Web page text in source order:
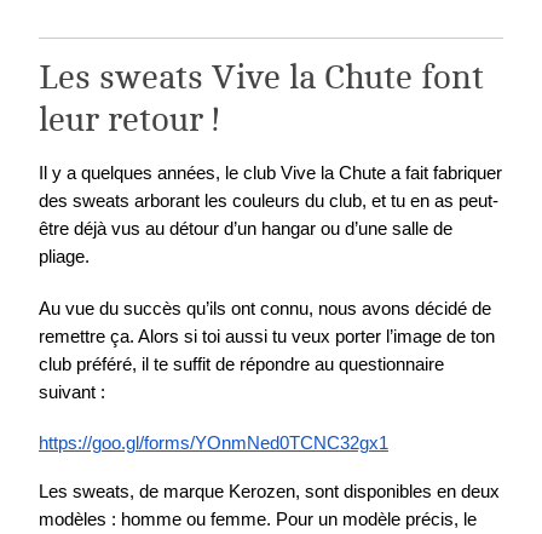
Les sweats Vive la Chute font
leur retour !
Il y a quelques années, le club Vive la Chute a fait fabriquer
des sweats arborant les couleurs du club, et tu en as peut-
être déjà vus au détour d’un hangar ou d’une salle de
pliage.
Au vue du succès qu’ils ont connu, nous avons décidé de
remettre ça. Alors si toi aussi tu veux porter l’image de ton
club préféré, il te suffit de répondre au questionnaire
suivant :
https://goo.gl/forms/YOnmNed0TCNC32gx1
Les sweats, de marque Kerozen, sont disponibles en deux
modèles : homme ou femme. Pour un modèle précis, le